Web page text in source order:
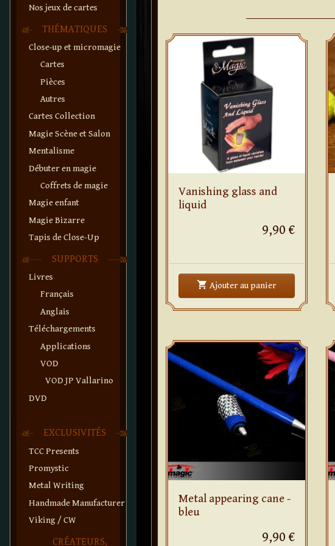
Nos jeux de cartes
THÉMATIQUES
Close-up et micromagie
Cartes
Pièces
Autres
Cartes Collection
Magie Scène et Salon
Mentalisme
Débuter en magie
Coffrets de magie
Magie enfant
Magie Bizarre
Tapis de Close-Up
SUPPORTS
Livres
Français
Anglais
Téléchargements
Applications
VOD
VOD JP Vallarino
DVD
EXCLUSIVITÉS
TCC Presents
Promystic
Metal Writing
Handmade Manufacturer
Viking / CW
CRÉATEURS,
Vanishing glass and
liquid
9,90 €
shopping_cart Ajouterau panierVanishing
Metal appearing cane -
bleu
9,90 €